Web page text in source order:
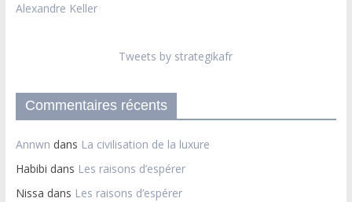
Alexandre Keller
Tweets by strategikafr
Commentaires récents
Annwn dans La civilisation de la luxure
Habibi dans Les raisons d’espérer
Nissa dans Les raisons d’espérer